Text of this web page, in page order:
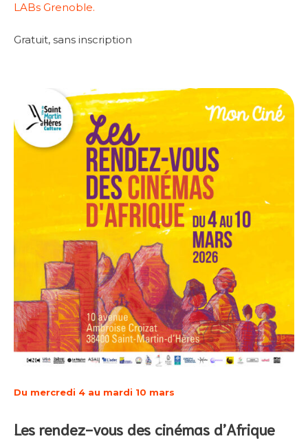
LABs Grenoble.
Gratuit, sans inscription
Du mercredi 4 au mardi 10 mars
Les rendez-vous des cinémas d’Afrique